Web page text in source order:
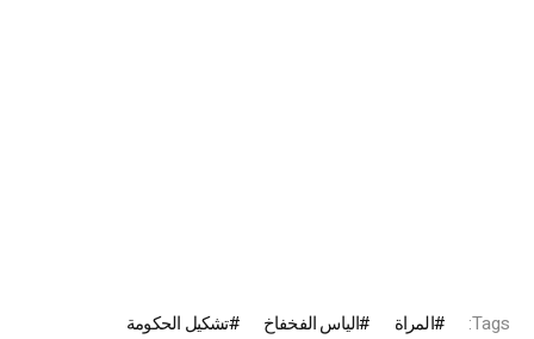
Tags: المراة الياس الفخفاخ
تشكيل الحكومة